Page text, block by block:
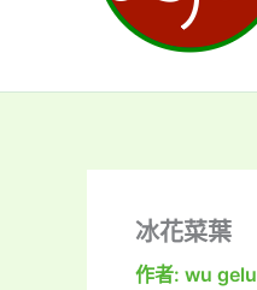
冰花菜葉
作者: wu gelu